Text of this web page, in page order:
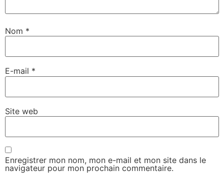
Nom *
E-mail *
Site web
Enregistrer mon nom, mon e-mail et mon site dans le
navigateur pour mon prochain commentaire.